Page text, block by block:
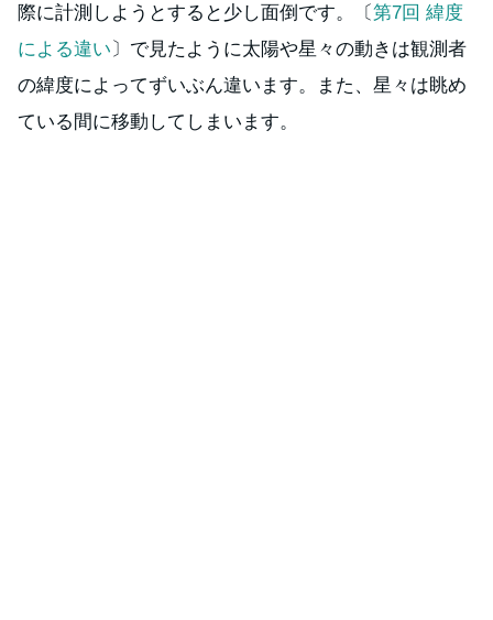
際に計測しようとすると少し面倒です。〔 第7回 緯度
による違い 〕で見たように太陽や星々の動きは観測者
の緯度によってずいぶん違います。また、星々は眺め
ている間に移動してしまいます。